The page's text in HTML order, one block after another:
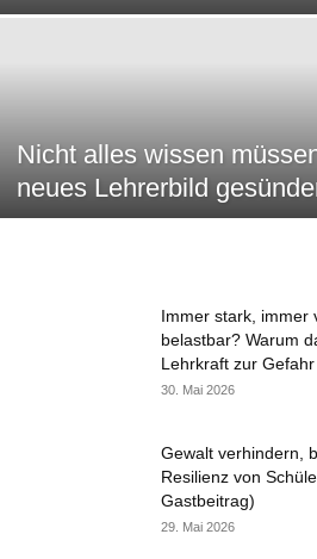
Nicht alles wissen
neues Lehrerbild
Immer stark, immer
belastbar? Warum
Lehrkraft zur Gefahr
30. Mai 2026
Gewalt verhindern,
Resilienz von
Gastbeitrag)
29. Mai 2026